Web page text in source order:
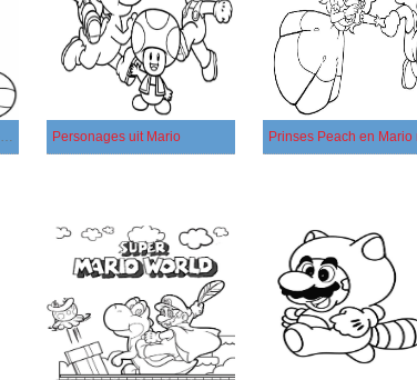
Grappige dinosaurus voetballen Personages uit Mario